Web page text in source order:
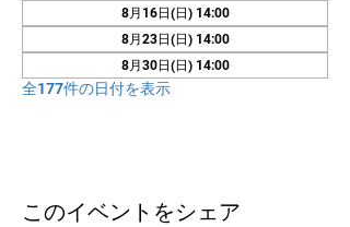
8月16日(日) 14:00
8月23日(日) 14:00
8月30日(日) 14:00
全177件の日付を表示
このイベントをシェア